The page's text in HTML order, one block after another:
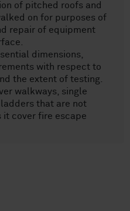
of pitched roofs and
on for purposes of
repair of equipment
dimensions,
with respect to
the extent of testing.
walkways, single
that are not
it cover fire escape